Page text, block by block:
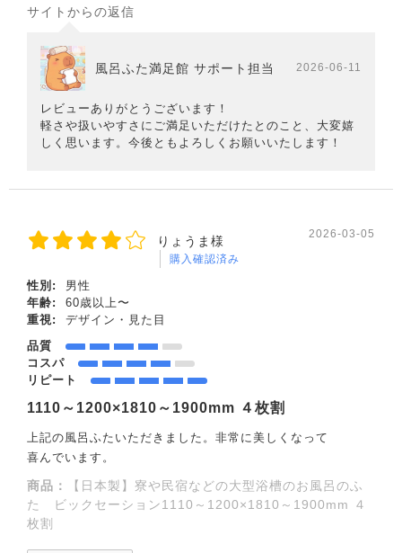
サイトからの返信
風呂ふた満足館 サポート担当 2026-06-11
レビューありがとうございます！
軽さや扱いやすさにご満足いただけたとのこと、大変嬉
しく思います。今後ともよろしくお願いいたします！
りょうま様
購入確認済み
2026-03-05
性別:
男性
年齢:
60歳以上〜
重視:
デザイン・見た目
品質
コスパ
リピート
1110～1200×1810～1900mm ４枚割
上記の風呂ふたいただきました。非常に美しくなって
喜んでいます。
商品：
【日本製】寮や民宿などの大型浴槽のお風呂のふ
た ビックセーション1110～1200×1810～1900mm ４
枚割